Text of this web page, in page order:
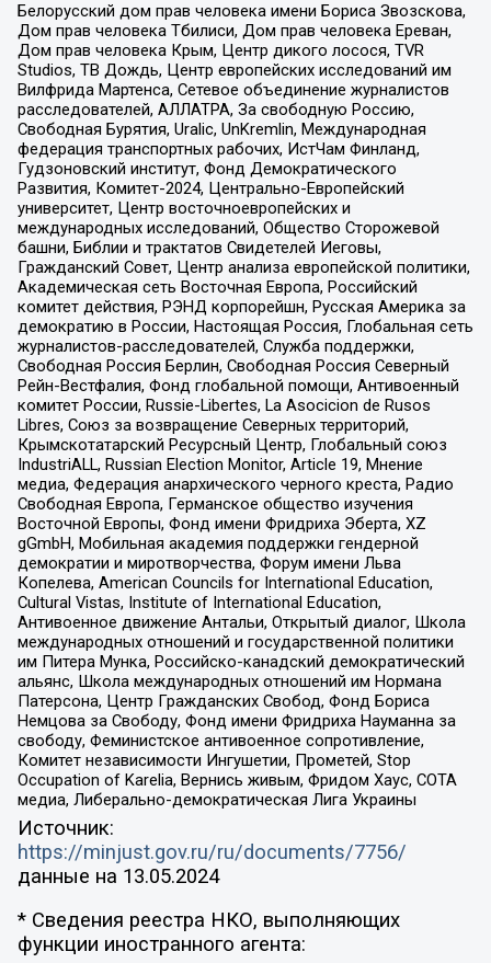
Белорусский дом прав человека имени Бориса Звозскова,
Дом прав человека Тбилиси, Дом прав человека Ереван,
Дом прав человека Крым, Центр дикого лосося, TVR
Studios, ТВ Дождь, Центр европейских исследований им
Вилфрида Мартенса, Сетевое объединение журналистов
расследователей, АЛЛАТРА, За свободную Россию,
Свободная Бурятия, Uralic, UnKremlin, Международная
федерация транспортных рабочих, ИстЧам Финланд,
Гудзоновский институт, Фонд Демократического
Развития, Комитет-2024, Центрально-Европейский
университет, Центр восточноевропейских и
международных исследований, Общество Сторожевой
башни, Библии и трактатов Свидетелей Иеговы,
Гражданский Совет, Центр анализа европейской политики,
Академическая сеть Восточная Европа, Российский
комитет действия, РЭНД корпорейшн, Русская Америка за
демократию в России, Настоящая Россия, Глобальная сеть
журналистов-расследователей, Служба поддержки,
Свободная Россия Берлин, Свободная Россия Северный
Рейн-Вестфалия, Фонд глобальной помощи, Антивоенный
комитет России, Russie-Libertes, La Asocicion de Rusos
Libres, Союз за возвращение Северных территорий,
Крымскотатарский Ресурсный Центр, Глобальный союз
IndustriALL, Russian Election Monitor, Article 19, Мнение
медиа, Федерация анархического черного креста, Радио
Свободная Европа, Германское общество изучения
Восточной Европы, Фонд имени Фридриха Эберта, XZ
gGmbH, Мобильная академия поддержки гендерной
демократии и миротворчества, Форум имени Льва
Копелева, American Councils for International Education,
Cultural Vistas, Institute of International Education,
Антивоенное движение Антальи, Открытый диалог, Школа
международных отношений и государственной политики
им Питера Мунка, Российско-канадский демократический
альянс, Школа международных отношений им Нормана
Патерсона, Центр Гражданских Свобод, Фонд Бориса
Немцова за Свободу, Фонд имени Фридриха Науманна за
свободу, Феминистское антивоенное сопротивление,
Комитет независимости Ингушетии, Прометей, Stop
Occupation of Karelia, Вернись живым, Фридом Хаус, СОТА
медиа, Либерально-демократическая Лига Украины
Источник:
https://minjust.gov.ru/ru/documents/7756/
данные на 13.05.2024
* Сведения реестра НКО, выполняющих
функции иностранного агента: